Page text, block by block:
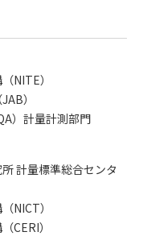
NITE）
）
）計量計測部門
計量標準総合センタ
NICT）
CERI）